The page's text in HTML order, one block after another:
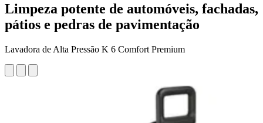
Limpeza potente de automóveis, fachadas,
pátios e pedras de pavimentação
Lavadora de Alta Pressão K 6 Comfort Premium